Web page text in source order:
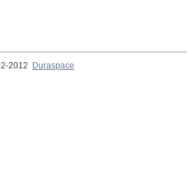
2012
Duraspace